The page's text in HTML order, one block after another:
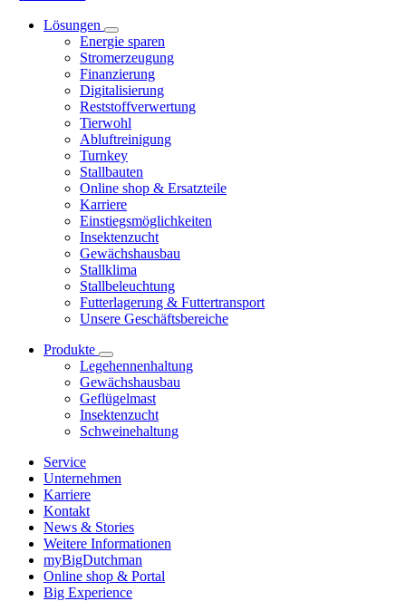
Lösungen
Energie sparen
Stromerzeugung
Finanzierung
Digitalisierung
Reststoffverwertung
Tierwohl
Abluftreinigung
Turnkey
Stallbauten
Online shop & Ersatzteile
Karriere
Einstiegsmöglichkeiten
Insektenzucht
Gewächshausbau
Stallklima
Stallbeleuchtung
Futterlagerung & Futtertransport
Unsere Geschäftsbereiche
Produkte
Legehennenhaltung
Gewächshausbau
Geflügelmast
Insektenzucht
Schweinehaltung
Service
Unternehmen
Karriere
Kontakt
News & Stories
Weitere Informationen
myBigDutchman
Online shop & Portal
Big Experience